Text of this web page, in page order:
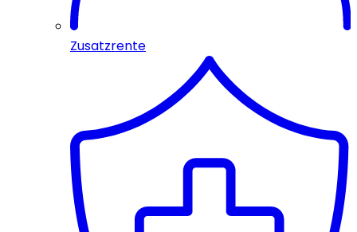
Zusatzrente